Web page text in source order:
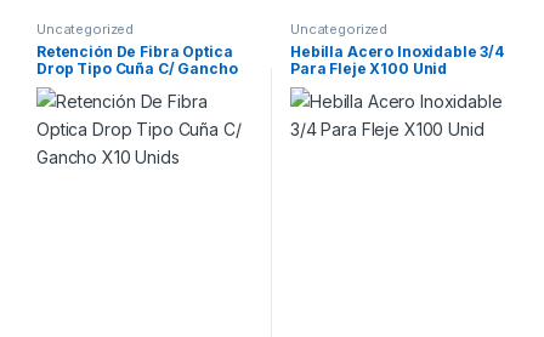
Uncategorized
Retención De Fibra Optica
Drop Tipo Cuña C/ Gancho
X10 Unids
Uncategorized
Hebilla Acero Inoxidable 3/4
Para Fleje X100 Unid